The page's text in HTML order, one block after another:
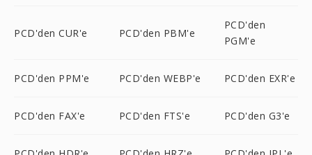
PCD'den CUR'e PCD'den PBM'e
PCD'den
PGM'e
PCD'den PPM'e PCD'den WEBP'e PCD'den EXR'e
PCD'den FAX'e PCD'den FTS'e PCD'den G3'e